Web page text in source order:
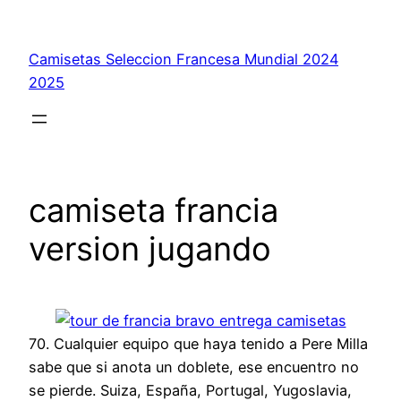
contenido
Camisetas Seleccion Francesa Mundial 2024
2025
camiseta francia
version jugando
70. Cualquier equipo que haya tenido a Pere Milla
sabe que si anota un doblete, ese encuentro no
se pierde. Suiza, España, Portugal, Yugoslavia,